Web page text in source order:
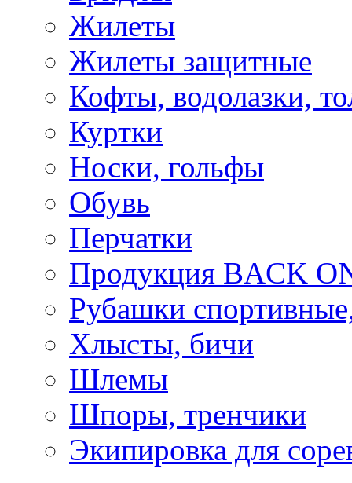
Жилеты
Жилеты защитные
Кофты, водолазки,
Куртки
Носки, гольфы
Обувь
Перчатки
Продукция BACK
Рубашки
Хлысты, бичи
Шлемы
Шпоры, тренчики
Экипировка для